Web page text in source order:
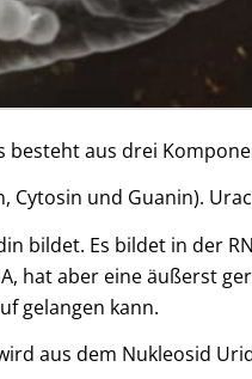
besteht aus drei
Cytosin und Guanin).
bildet. Es bildet in der
aber eine äußerst
gelangen kann.
aus dem Nukleosid